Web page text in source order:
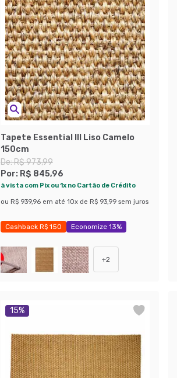
Tapete Essential III Liso Camelo
150cm
De:R$ 973,99
Por: R$ 845,96
à vista com Pix ou 1x no Cartão de Crédito
ou R$ 939,96 em até 10x de R$ 93,99 sem juros
Cashback R$ 150 Economize 13%
+2
15%